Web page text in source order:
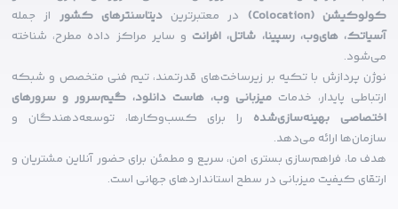
کولوکیشن (Colocation)
در معتبرتریندیتاسنترهای کشور از جمله
آسیاتک، های‌وب، رسپینا، شاتل، افرانت و سایر مراکز داده مطرح، شناخته
می‌شود.
نوژن پردازش با تکیه بر زیرساخت‌های قدرتمند، تیم فنی متخصص و شبکه
ارتباطی پایدار، خدمات میزبانی وب، هاست دانلود، گیم‌سرور و سرورهای
اختصاصی بهینه‌سازی‌شده را برای کسب‌وکارها، توسعه‌دهندگان و
سازمان‌ها ارائه می‌دهد.
هدف ما، فراهم‌سازی بستری امن، سریع و مطمئن برای حضور آنلاین مشتریان و
ارتقای کیفیت میزبانی در سطح استانداردهای جهانی است.